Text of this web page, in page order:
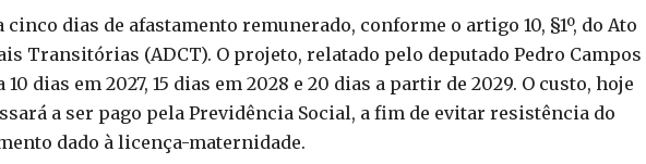
dias de afastamento remunerado, conforme o artigo 10, §1º, do Ato
Transitórias (ADCT). O projeto, relatado pelo deputado Pedro Campos
10 dias em 2027, 15 dias em 2028 e 20 dias a partir de 2029. O custo, hoje
a ser pago pela Previdência Social, a fim de evitar resistência do
dado à licença-maternidade.